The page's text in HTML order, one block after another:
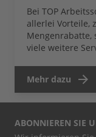
Bei TOP
allerlei Vorteile,
Mengenrabatte,
viele weitere
Mehr dazu
ABONNIEREN SIE